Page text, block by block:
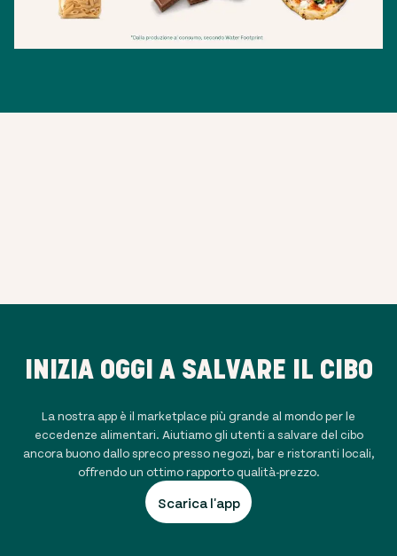
INIZIA OGGI A SALVARE IL CIBO
La nostra app è il marketplace più grande al mondo per le
eccedenze alimentari. Aiutiamo gli utenti a salvare del cibo
ancora buono dallo spreco presso negozi, bar e ristoranti locali,
offrendo un ottimo rapporto qualità-prezzo.
Scarica l'app